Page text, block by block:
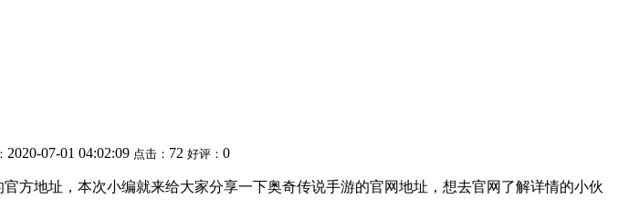
2020-07-01 04:02:09 点击： 72 好评： 0
方地址，本次小编就来给大家分享一下奥奇传说手游的官网地址，想去官网了解详情的小伙